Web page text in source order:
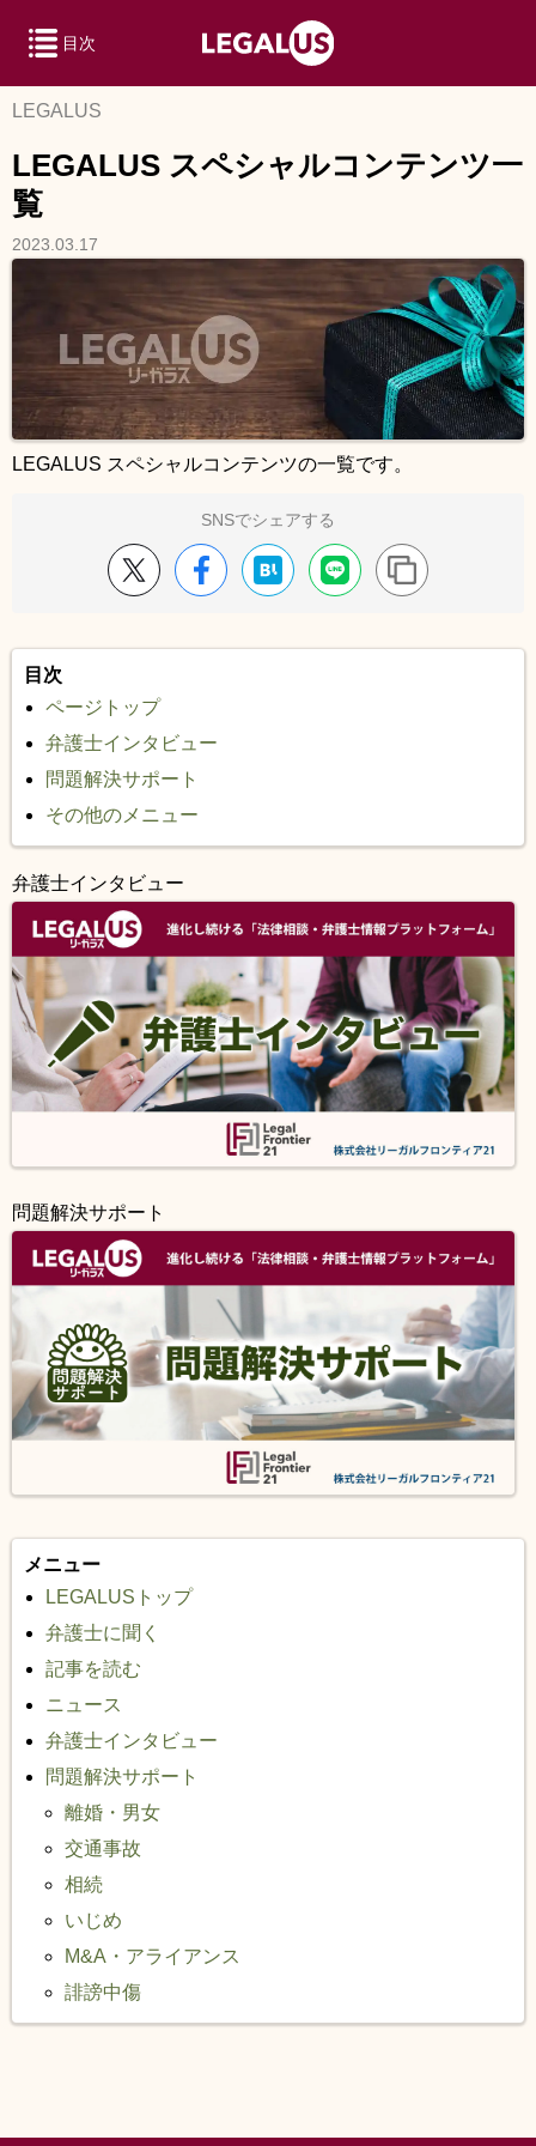
目次
LEGALUS
LEGALUS スペシャルコンテンツ一
覧
2023.03.17
LEGALUS スペシャルコンテンツの一覧です。
SNSでシェアする
目次
ページトップ
弁護士インタビュー
問題解決サポート
その他のメニュー
弁護士インタビュー
問題解決サポート
メニュー
LEGALUSトップ
弁護士に聞く
記事を読む
ニュース
弁護士インタビュー
問題解決サポート
離婚・男女
交通事故
相続
いじめ
M&A・アライアンス
誹謗中傷